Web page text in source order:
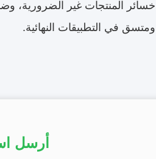
خسائر المنتجات غير
ومتسق في التطبيقات النهائية.
أرسل